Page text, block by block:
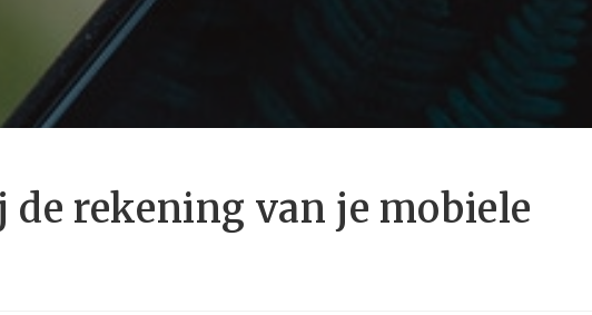
de rekening van je mobiele